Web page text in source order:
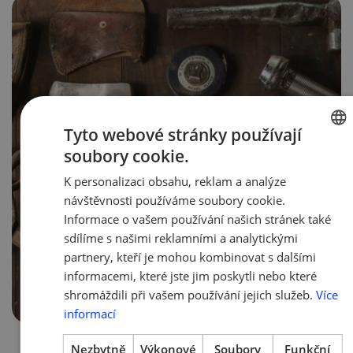
2. 4. 2020 | Tým AMSP ČR
Tyto webové stránky používají
soubory cookie.
K personalizaci obsahu, reklam a analýze
návštěvnosti používáme soubory cookie.
Informace o vašem používání našich stránek také
sdílíme s našimi reklamními a analytickými
partnery, kteří je mohou kombinovat s dalšími
informacemi, které jste jim poskytli nebo které
shromáždili při vašem používání jejich služeb. Více
informací
Nezbytně
Výkonové
Soubory
Funkční